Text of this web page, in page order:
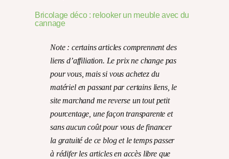
Bricolage déco : relooker un meuble avec du
cannage
Note : certains articles comprennent des
liens d’affiliation. Le prix ne change pas
pour vous, mais si vous achetez du
matériel en passant par certains liens, le
site marchand me reverse un tout petit
pourcentage, une façon transparente et
sans aucun coût pour vous de financer
la gratuité de ce blog et le temps passer
à rédifer les articles en accès libre que